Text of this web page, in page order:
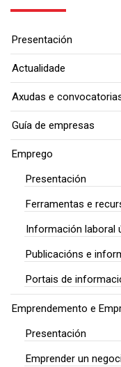
Presentación
Actualidade
Axudas e
Guía de empresas
Emprego
Presentación
Ferramentas e
Información laboral
Publicacións e
Portais de
Emprendemento e
Presentación
Emprender un